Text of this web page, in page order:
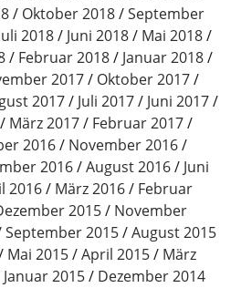
Oktober 2018
September
2018 Juni 2018
Mai 2018
Februar 2018
Januar 2018
2017
Oktober 2017
2017 Juli 2017
Juni 2017
März 2017
Februar 2017
2016
November 2016
2016 August 2016
Juni
2016 März 2016
Februar
2015
November
September 2015
August 2015
Mai 2015 April 2015
März
Januar 2015 Dezember 2014